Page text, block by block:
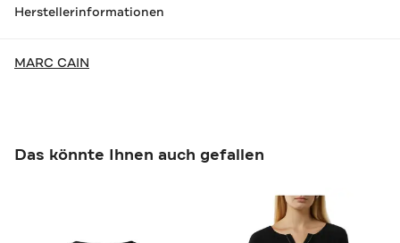
Herstellerinformationen
MARC CAIN
Das könnte Ihnen auch gefallen